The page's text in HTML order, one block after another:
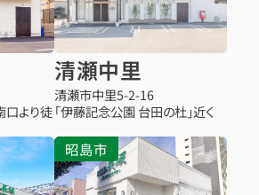
口より徒
清瀬中里
清瀬市中里5-2-16
「伊藤記念公園 台田の杜」近く
昭島市